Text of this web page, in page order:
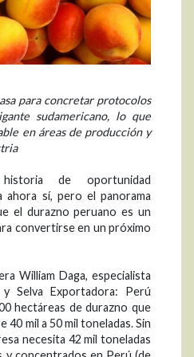
para concretar protocolos
sudamericano, lo que
en áreas de producción y
de oportunidad
ahora sí, pero el panorama
el durazno peruano es un
convertirse en un próximo
William Daga, especialista
Selva Exportadora: Perú
hectáreas de durazno que
40 mil a 50 mil toneladas. Sin
necesita 42 mil toneladas